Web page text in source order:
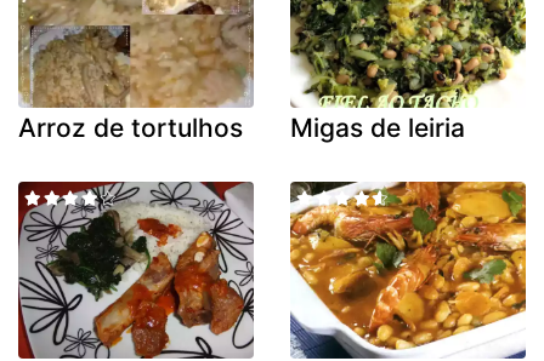
Arroz de tortulhos Migas de leiria